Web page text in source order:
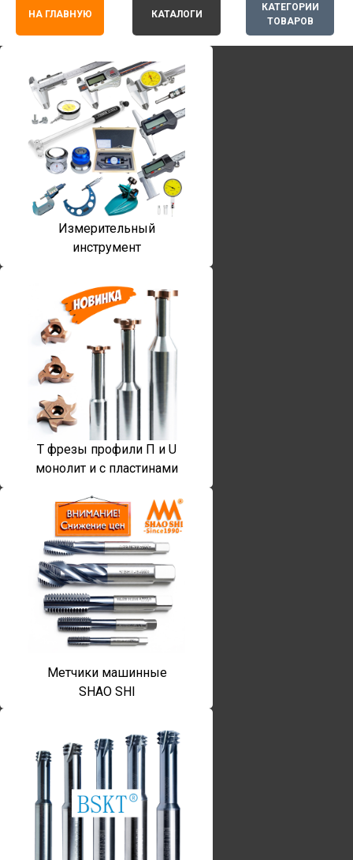
КАТЕГОРИИ
ТОВАРОВ
НА ГЛАВНУЮ КАТАЛОГИ
Измерительный
инструмент
T фрезы профили П и U
монолит и с пластинами
Метчики машинные
SHAO SHI